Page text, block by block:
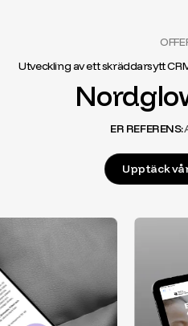
Utveckling av ett skräddarsytt
ER REFERENS:
Upptäck